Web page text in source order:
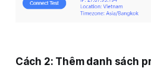
Cách 2: Thêm danh sách